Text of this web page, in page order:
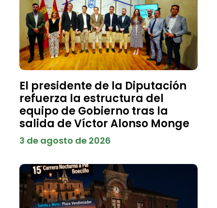
El presidente de la Diputación
refuerza la estructura del
equipo de Gobierno tras la
salida de Víctor Alonso Monge
3 de agosto de 2026